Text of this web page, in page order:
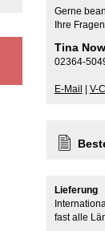
Gerne
Ihre
Tina
02364-
E-Mail V-
Lieferung
fast alle